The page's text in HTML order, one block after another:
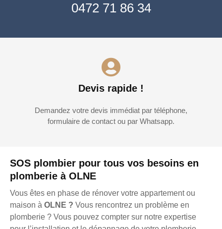
SOS plombier pour tous vos besoins en
plomberie à OLNE
Vous êtes en phase de rénover votre appartement ou
maison à OLNE ? Vous rencontrez un problème en
plomberie ? Vous pouvez compter sur notre expertise
0472 71 86 34
Devis rapide !
Demandez votre devis immédiat par téléphone,
formulaire de contact ou par Whatsapp.